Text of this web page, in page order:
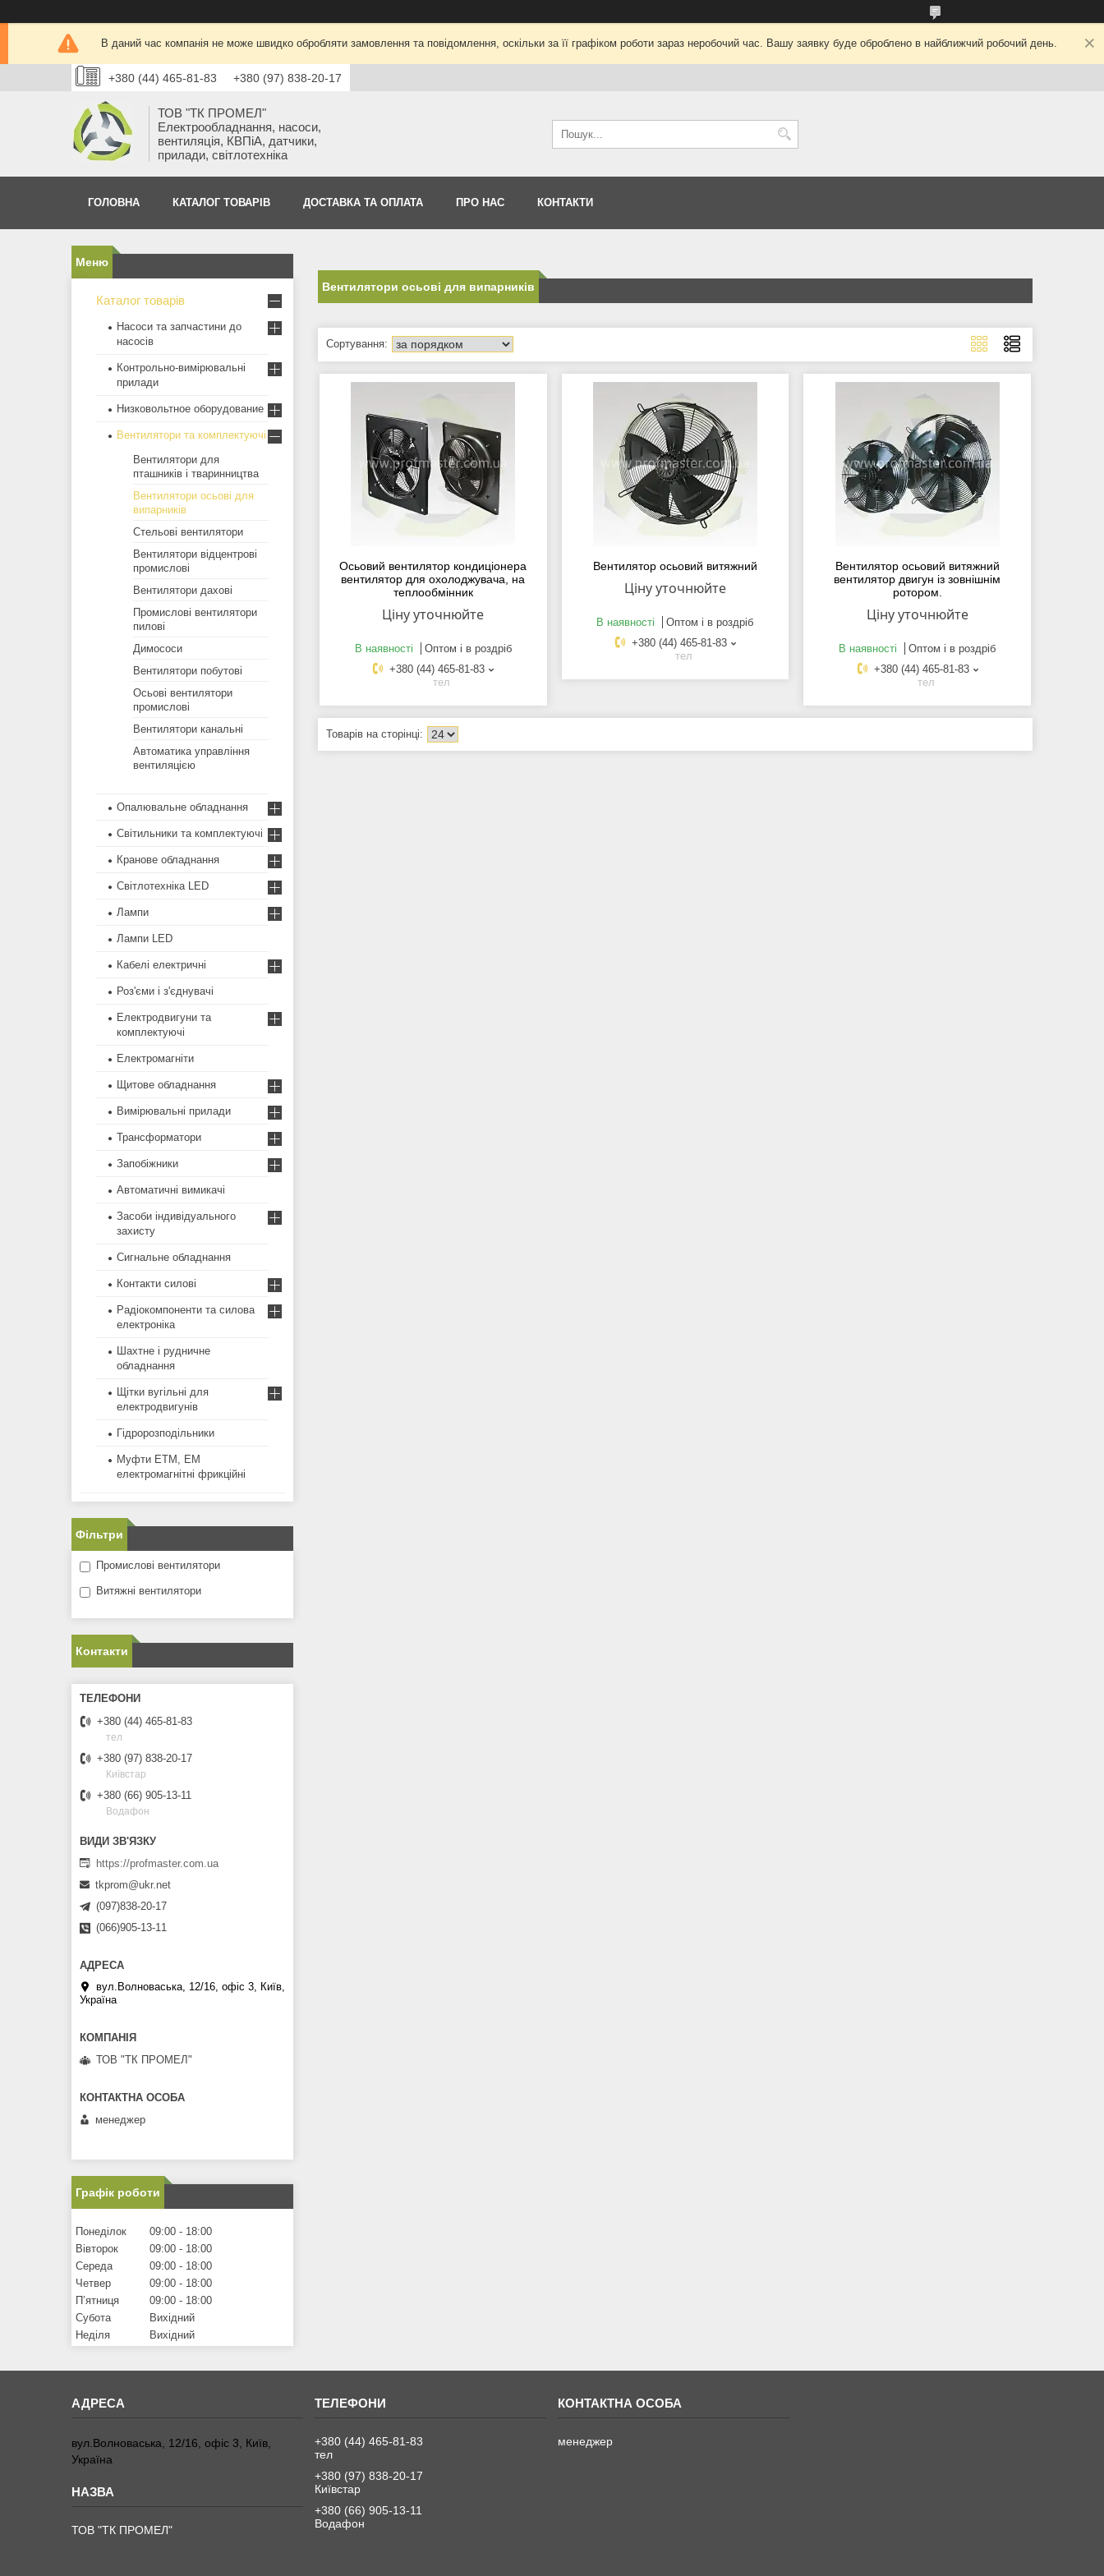
В даний час компанія не може швидко обробляти замовлення та повідомлення, оскільки за її графіком роботи зараз неробочий час. Вашу заявку буде оброблено в найближчий робочий день.
+380 (44) 465-81-83 +380 (97) 838-20-17
ТОВ "ТК ПРОМЕЛ"
Електрообладнання, насоси,
вентиляція, КВПіА, датчики,
прилади, світлотехніка
ГОЛОВНА КАТАЛОГ ТОВАРІВ ДОСТАВКА ТА ОПЛАТА ПРО НАС КОНТАКТИ
Вентилятори осьові для випарників
Осьовий вентилятор кондиціонера
вентилятор для охолоджувача, на
теплообмінник
Ціну уточнюйте
В наявності
Оптом і в роздріб
+380 (44) 465-81-83
тел
Вентилятор осьовий витяжний
Ціну уточнюйте
В наявності
Оптом і в роздріб
+380 (44) 465-81-83
тел
Вентилятор осьовий витяжний
вентилятор двигун із зовнішнім
ротором.
Ціну уточнюйте
В наявності
Оптом і в роздріб
+380 (44) 465-81-83
тел
Каталог товарів
Насоси та запчастини до
насосів
Контрольно-вимірювальні
прилади
Низковольтное оборудование
Вентилятори та комплектуючі
Вентилятори для
пташників і тваринництва
Вентилятори осьові для
випарників
Стельові вентилятори
Вентилятори відцентрові
промислові
Вентилятори дахові
Промислові вентилятори
пилові
Димососи
Вентилятори побутові
Осьові вентилятори
промислові
Вентилятори канальні
Автоматика управління
вентиляцією
Опалювальне обладнання
Світильники та комплектуючі
Кранове обладнання
Світлотехніка LED
Лампи
Лампи LED
Кабелі електричні
Роз'єми і з'єднувачі
Електродвигуни та
комплектуючі
Електромагніти
Щитове обладнання
Вимірювальні прилади
Трансформатори
Запобіжники
Автоматичні вимикачі
Засоби індивідуального
захисту
Сигнальне обладнання
Контакти силові
Радіокомпоненти та силова
електроніка
Шахтне і рудничне
обладнання
Щітки вугільні для
електродвигунів
Гідророзподільники
Муфти ЕТМ, ЕМ
електромагнітні фрикційні
Фільтри
Промислові вентилятори
Витяжні вентилятори
Контакти
+380 (44) 465-81-83
тел
+380 (97) 838-20-17
Київстар
+380 (66) 905-13-11
Водафон
https://profmaster.com.ua
tkprom@ukr.net
(097)838-20-17
(066)905-13-11
вул.Волноваська, 12/16, офіс 3, Київ,
Україна
ТОВ "ТК ПРОМЕЛ"
менеджер
Графік роботи
Понеділок 09:00
18:00
Вівторок
09:00
18:00
Середа
09:00
18:00
Четвер
09:00
18:00
Пʼятниця
09:00
18:00
Субота
Вихідний
Неділя
Вихідний
вул.Волноваська, 12/16, офіс 3, Київ,
Україна
ТОВ "ТК ПРОМЕЛ"
+380 (44) 465-81-83
тел
+380 (97) 838-20-17
Київстар
+380 (66) 905-13-11
Водафон
менеджер